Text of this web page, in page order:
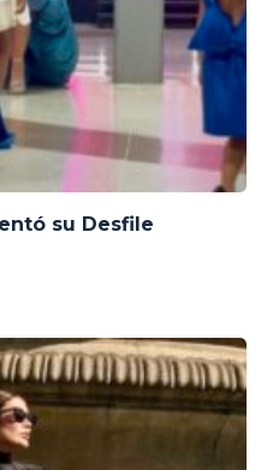
su Desfile